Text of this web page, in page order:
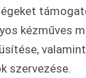
kézműves
szervezése.